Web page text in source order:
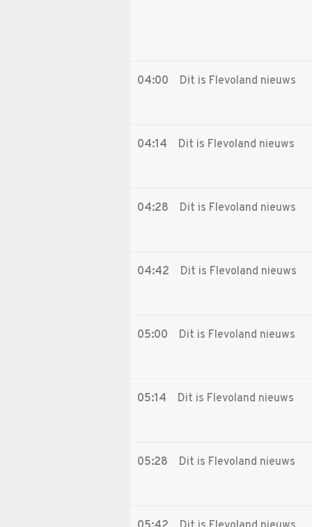
04:00 Dit is Flevoland nieuws
04:14 Dit is Flevoland nieuws
04:28 Dit is Flevoland nieuws
04:42 Dit is Flevoland nieuws
05:00 Dit is Flevoland nieuws
05:14 Dit is Flevoland nieuws
05:28 Dit is Flevoland nieuws